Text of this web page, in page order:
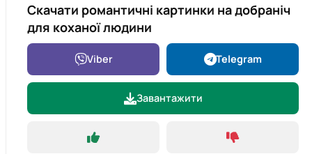
Скачати романтичні картинки на добраніч
для коханої людини
Viber Telegram
Завантажити